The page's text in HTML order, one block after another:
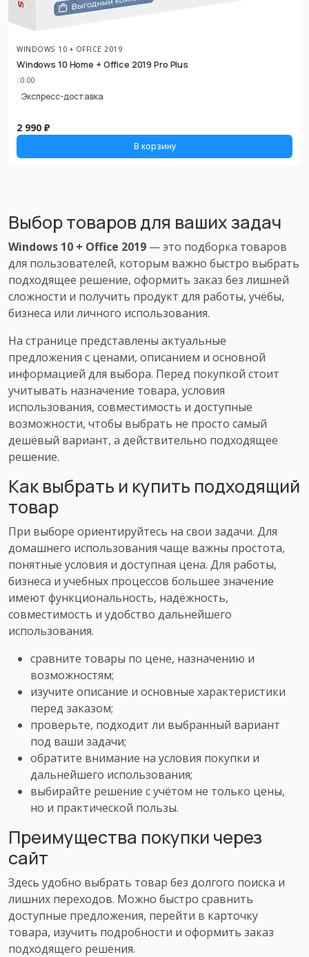
WINDOWS 10 + OFFICE 2019
Windows 10 Home + Office 2019 Pro Plus
0.00
Экспресс-доставка
2 990 ₽
В корзину
Выбор товаров для ваших задач
Windows 10 + Office 2019 — это подборка товаров
для пользователей, которым важно быстро выбрать
подходящее решение, оформить заказ без лишней
сложности и получить продукт для работы, учёбы,
бизнеса или личного использования.
На странице представлены актуальные
предложения с ценами, описанием и основной
информацией для выбора. Перед покупкой стоит
учитывать назначение товара, условия
использования, совместимость и доступные
возможности, чтобы выбрать не просто самый
дешёвый вариант, а действительно подходящее
решение.
Как выбрать и купить подходящий
товар
При выборе ориентируйтесь на свои задачи. Для
домашнего использования чаще важны простота,
понятные условия и доступная цена. Для работы,
бизнеса и учебных процессов большее значение
имеют функциональность, надёжность,
совместимость и удобство дальнейшего
использования.
сравните товары по цене, назначению и
возможностям;
изучите описание и основные характеристики
перед заказом;
проверьте, подходит ли выбранный вариант
под ваши задачи;
обратите внимание на условия покупки и
дальнейшего использования;
выбирайте решение с учётом не только цены,
но и практической пользы.
Преимущества покупки через
сайт
Здесь удобно выбрать товар без долгого поиска и
лишних переходов. Можно быстро сравнить
доступные предложения, перейти в карточку
товара, изучить подробности и оформить заказ
подходящего решения.